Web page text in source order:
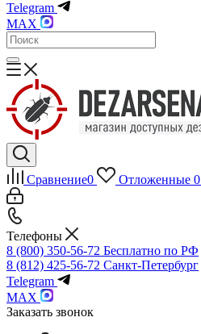
Telegram
MAX
Сравнение0 Отложенные 0
Телефоны
8 (800) 350-56-72 Бесплатно по РФ
8 (812) 425-56-72 Санкт-Петербург
Telegram
MAX
Заказать звонок